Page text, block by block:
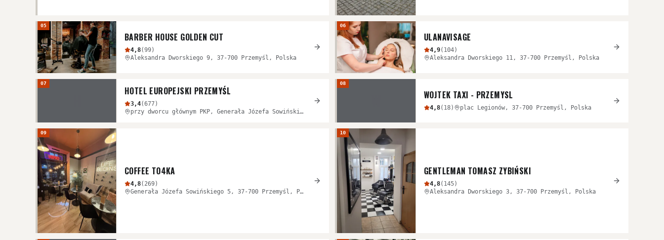
05
BARBER HOUSE GOLDEN CUT
4,8(99)
Aleksandra Dworskiego 9, 37-700 Przemyśl, Polska
06
ULANAVISAGE
4,9( 104)
Aleksandra Dworskiego 11, 37-700 Przemyśl, Polska
07
HOTEL EUROPEJSKI PRZEMYŚL
3,4(677)
przy dworcu głównym PKP, Generała Józefa Sowińskiego 4, 37-700 Przemyśl, Polska
08
WOJTEK TAXI - PRZEMYSL
4,8( 18) plac Legionów, 37-700 Przemyśl, Polska
09
COFFEE TO4KA
4,8( 269)
Generała Józefa Sowińskiego 5, 37-700 Przemyśl, Polska
10
GENTLEMAN TOMASZ ZYBIŃSKI
4,8( 145)
Aleksandra Dworskiego 3, 37-700 Przemyśl, Polska